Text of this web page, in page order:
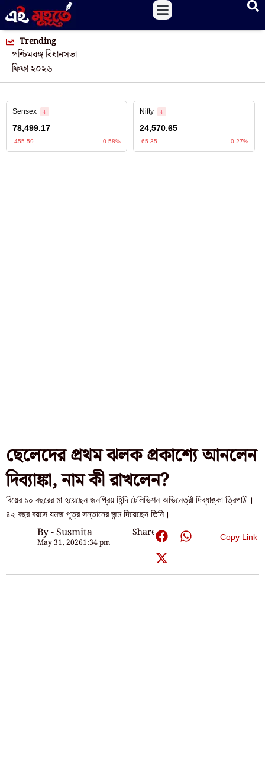
Trending
পশ্চিমবঙ্গ বিধানসভা
ফিফা ২০২৬
ছেলেদের প্রথম ঝলক প্রকাশ্যে আনলেন
দিব্যাঙ্কা, নাম কী রাখলেন?
বিয়ের ১০ বছরের মা হয়েছেন জনপ্রিয় হিন্দি টেলিভিশন অভিনেত্রী দিব্যাঙ্কা ত্রিপাঠী।
৪২ বছর বয়সে যমজ পুত্র সন্তানের জন্ম দিয়েছেন তিনি।
By - Susmita
May 31, 20261:34 pm
Share: Copy Link